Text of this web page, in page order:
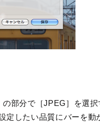
の部分で［JPEG］を選
定したい品質にバーを動